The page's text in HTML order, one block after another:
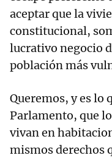
aceptar que la
constitucional,
lucrativo negocio
población más
Queremos, y es lo
Parlamento, que
vivan en
mismos derechos